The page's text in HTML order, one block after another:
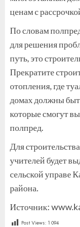
ценам с
По словам
для решения
путь, это
Прекратите
отопления, где
домах должны
которые смогут
полпред.
Для
учителей будет
сельской управе
района.
Источник:
Post Views: 1 094